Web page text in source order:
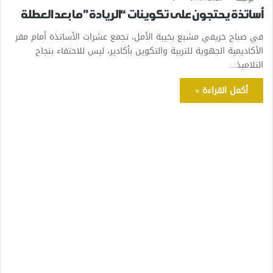
أساتذة يحتجون على تكوينات “الريادة” ما بعد العطلة
في صباح خريفي مشبع بخيبة الأمل، تجمع عشرات الأساتذة أمام مقر
الأكاديمية الجهوية للتربية والتكوين بأكادير، ليس للاحتفاء بنجاح
التلاميذ…
أكمل القراءة »